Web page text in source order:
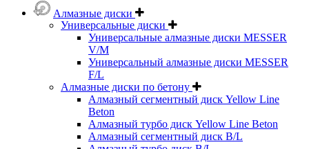
Алмазные диски
Универсальные диски
Универсальные алмазные диски MESSER
V/M
Универсальный алмазные диски MESSER
F/L
Алмазные диски по бетону
Алмазный сегментный диск Yellow Line
Beton
Алмазный турбо диск Yellow Line Beton
Алмазный сегментный диск B/L